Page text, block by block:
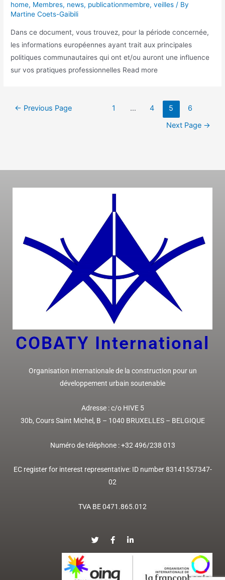
home, Membres, news, publicationmembre,veilles / By
Martine Coets-Gaibili
Dans ce document, vous trouvez, pour la période concernée,
les informations européennes ayant trait aux principales
politiques communautaires qui ont et/ou auront une influence
sur vos pratiques professionnelles Read more
← Previous Page 1 … 4 5
6
Next Page →
COBATY International
Organisation internationale de la construction pour un
développement urbain soutenable
Adresse :c/o HIVE 5
30b, Cours Saint Michel, B – 1040 BRUXELLES– BELGIQUE
Numéro de téléphone : +32 496/238 013
EC register for interest representative: ID number 83141557347-
02
TVA BE 0471.865.012